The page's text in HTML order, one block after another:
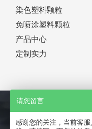
染色塑料颗粒
免喷涂塑料颗粒
产品中心
定制实力
请您留言
感谢您的关注，当前客